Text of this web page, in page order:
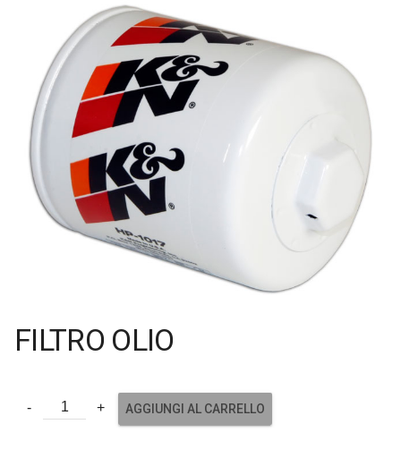
FILTRO OLIO
AGGIUNGI AL CARRELLO